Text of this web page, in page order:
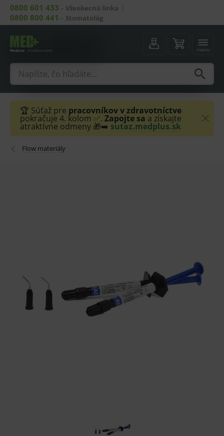
0800 601 433 – Všeobecná linka
0800 800 441 – Stomatológ
menu
🏆 Súťaž pre pracovníkov v zdravotníctve
pokračuje 4. kolom ✅. Zapojte sa a získajte
atraktívne odmeny 🎁➡️ sutaz.medplus.sk
Flow materiály